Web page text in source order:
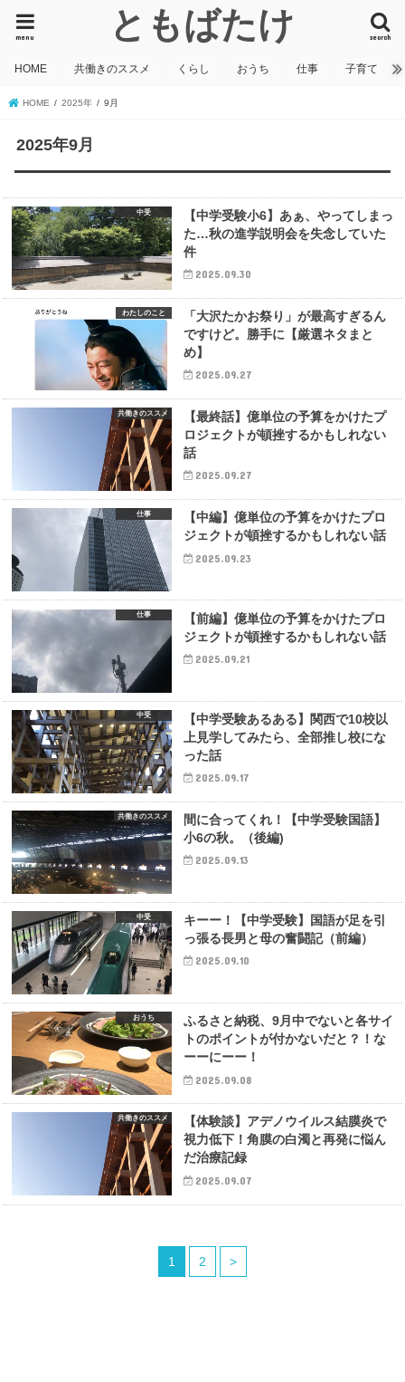
ともばたけ search
menu
HOME 共働きのススメ くらし おうち 仕事 子育て
HOME 2025年 9月
2025年9月
中受
【中学受験小6】あぁ、やってしまっ
た…秋の進学説明会を失念していた
件
2025.09.30
わたしのこと
「大沢たかお祭り」が最高すぎるん
ですけど。勝手に【厳選ネタまと
め】
2025.09.27
共働きのススメ
【最終話】億単位の予算をかけたプ
ロジェクトが頓挫するかもしれない
話
2025.09.27
仕事
【中編】億単位の予算をかけたプロ
ジェクトが頓挫するかもしれない話
2025.09.23
仕事
【前編】億単位の予算をかけたプロ
ジェクトが頓挫するかもしれない話
2025.09.21
中受
【中学受験あるある】関西で10校以
上見学してみたら、全部推し校にな
った話
2025.09.17
共働きのススメ
間に合ってくれ！【中学受験国語】
小6の秋。（後編)
2025.09.13
中受
キーー！【中学受験】国語が足を引
っ張る長男と母の奮闘記（前編）
2025.09.10
おうち
ふるさと納税、9月中でないと各サイ
トのポイントが付かないだと？！な
ーーにーー！
2025.09.08
共働きのススメ
【体験談】アデノウイルス結膜炎で
視力低下！角膜の白濁と再発に悩ん
だ治療記録
2025.09.07
1 2 >